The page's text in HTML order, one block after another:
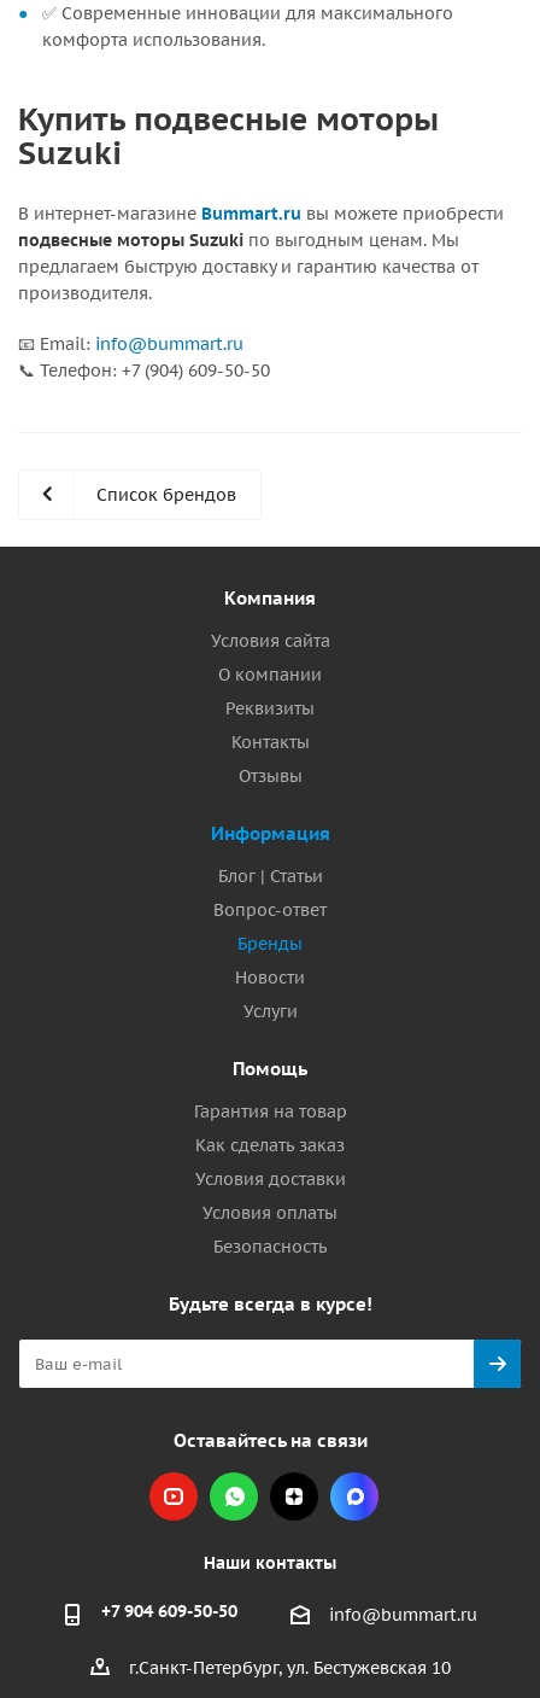
✅ Современные инновации для максимального
комфорта использования.
Купить подвесные моторы
Suzuki
В интернет-магазине Bummart.ru вы можете приобрести
подвесные моторы Suzuki по выгодным ценам. Мы
предлагаем быструю доставку и гарантию качества от
производителя.
📧 Email: info@bummart.ru
📞 Телефон: +7 (904) 609-50-50
Список брендов
Компания
Условия сайта
О компании
Реквизиты
Контакты
Отзывы
Информация
Блог | Статьи
Вопрос-ответ
Бренды
Новости
Услуги
Помощь
Гарантия на товар
Как сделать заказ
Условия доставки
Условия оплаты
Безопасность
Будьте всегда в курсе!
Оставайтесь на связи
Наши контакты
+7 904 609-50-50 info@bummart.ru
г.Санкт-Петербург, ул. Бестужевская 10